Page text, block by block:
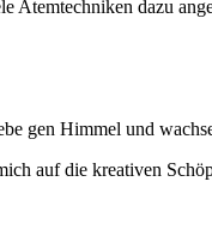
Atemtechniken dazu
gen Himmel und
auf die kreativen